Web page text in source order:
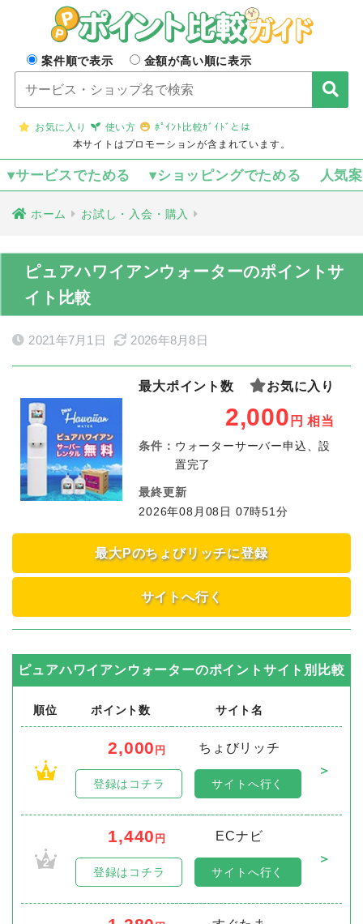
案件順で表示 金額が高い順に表示
お気に入り 使い方
ﾎﾟｲﾝﾄ比較ｶﾞｲﾄﾞとは
本サイトはプロモーションが含まれています。
▾サービスでためる ▾ショッピングでためる 人気
ホーム お試し・入会・購入
ピュアハワイアンウォーターのポイントサ
イト比較
2021年7月1日 2026年8月8日
最大ポイント数 お気に入り
2,000 円 相当
条件： ウォーターサーバー申込、設
置完了
最終更新
2026年08月08日 07時51分
最大Pのちょびリッチに登録
サイトへ行く
ピュアハワイアンウォーターのポイントサイト別比較
順位 ポイント数 サイト名
1
2,000 円
ちょびリッチ
＞
登録はコチラ サイトへ行く
2
1,440 円
ECナビ
＞
登録はコチラ サイトへ行く